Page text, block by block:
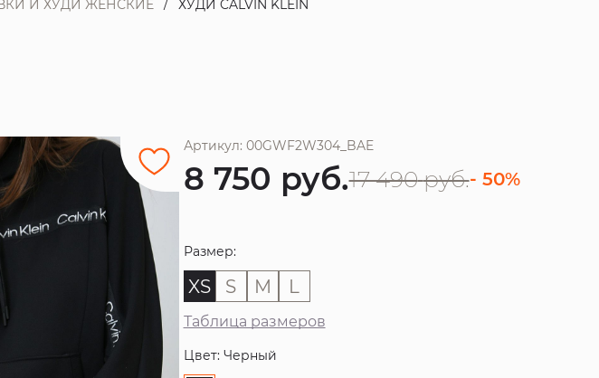
И ХУДИ ЖЕНСКИЕ ХУДИ CALVIN KLEIN
Артикул: 00GWF2W304_BAE
8 750 руб.17 490 руб.- 50%
Размер:
XS S M L
Таблица размеров
Цвет: Черный